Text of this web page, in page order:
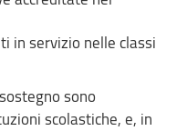
in servizio nelle classi
sono
scolastiche, e, in